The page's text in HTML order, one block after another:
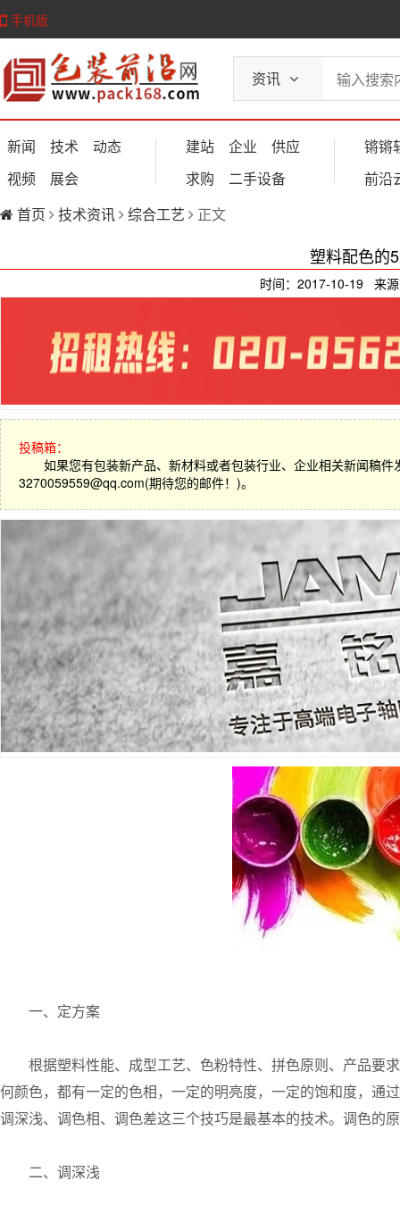
手机版
资讯
新闻 技术
动态
视频
展会
建站 企业
供应
求购
二手设备
锵锵
前沿
首页
技术资讯 综合工艺 正文
塑料配色的
时间：2017-10-19 来
投稿箱：
如果您有包装新产品、新材料或者包装行业、企业相关新闻稿
3270059559@qq.com(期待您的邮件！)。
一、定方案
根据塑料性能、成型工艺、色粉特性、拼色原则、产品要
何颜色，都有一定的色相，一定的明亮度，一定的饱和度，通
调深浅、调色相、调色差这三个技巧是最基本的技术。调色的
二、调深浅